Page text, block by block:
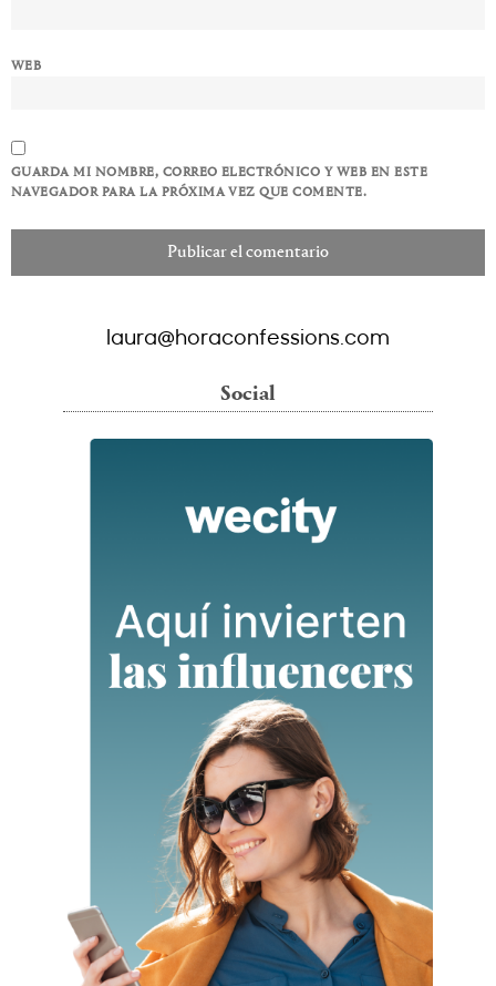
WEB
GUARDA MI NOMBRE, CORREO ELECTRÓNICO Y WEB EN ESTE
NAVEGADOR PARA LA PRÓXIMA VEZ QUE COMENTE.
laura@horaconfessions.com
Social